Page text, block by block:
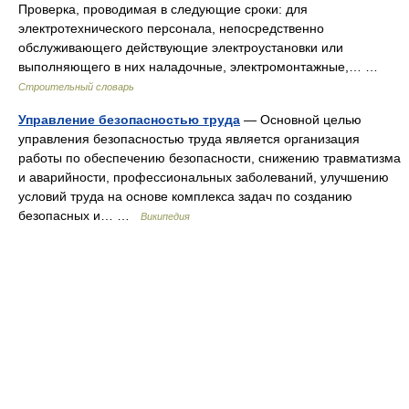
Проверка, проводимая в следующие сроки: для
электротехнического персонала, непосредственно
обслуживающего действующие электроустановки или
выполняющего в них наладочные, электромонтажные,… …
Строительный словарь
Управление безопасностью труда — Основной целью
управления безопасностью труда является организация
работы по обеспечению безопасности, снижению травматизма
и аварийности, профессиональных заболеваний, улучшению
условий труда на основе комплекса задач по созданию
безопасных и… …
Википедия